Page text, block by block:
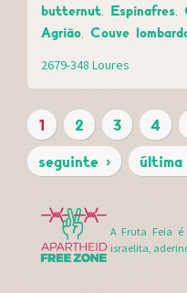
butternut, Espinafres,
Agrião, Couve
2679-348 Loures
P
Á
1 2 3 4
seguinte ›
A Fruta Feia é
israelita,